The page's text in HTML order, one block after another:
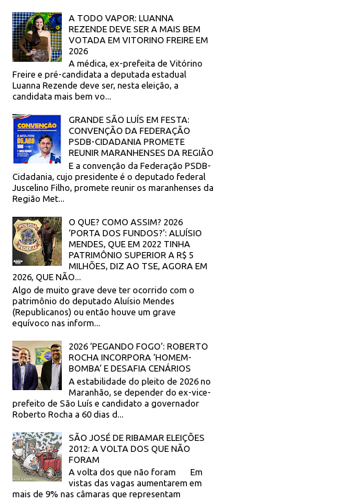
A TODO VAPOR: LUANNA
REZENDE DEVE SER A MAIS BEM
VOTADA EM VITORINO FREIRE EM
2026
A médica, ex-prefeita de Vitórino
Freire e pré-candidata a deputada estadual
Luanna Rezende deve ser, nesta eleição, a
candidata mais bem vo...
GRANDE SÃO LUÍS EM FESTA:
CONVENÇÃO DA FEDERAÇÃO
PSDB-CIDADANIA PROMETE
REUNIR MARANHENSES DA REGIÃO
E a convenção da Federação PSDB-
Cidadania, cujo presidente é o deputado federal
Juscelino Filho, promete reunir os maranhenses da
Região Met...
O QUE? COMO ASSIM? 2026
‘PORTA DOS FUNDOS?’: ALUÍSIO
MENDES, QUE EM 2022 TINHA
PATRIMÔNIO SUPERIOR A R$ 5
MILHÕES, DIZ AO TSE, AGORA EM
2026, QUE NÃO...
Algo de muito grave deve ter ocorrido com o
patrimônio do deputado Aluísio Mendes
(Republicanos) ou então houve um grave
equívoco nas inform...
2026 ‘PEGANDO FOGO’: ROBERTO
ROCHA INCORPORA ‘HOMEM-
BOMBA’ E DESAFIA CENÁRIOS
A estabilidade do pleito de 2026 no
Maranhão, se depender do ex-vice-
prefeito de São Luís e candidato a governador
Roberto Rocha a 60 dias d...
SÃO JOSÉ DE RIBAMAR ELEIÇÕES
2012: A VOLTA DOS QUE NÃO
FORAM
A volta dos que não foram Em
vistas das vagas aumentarem em
mais de 9% nas câmaras que representam